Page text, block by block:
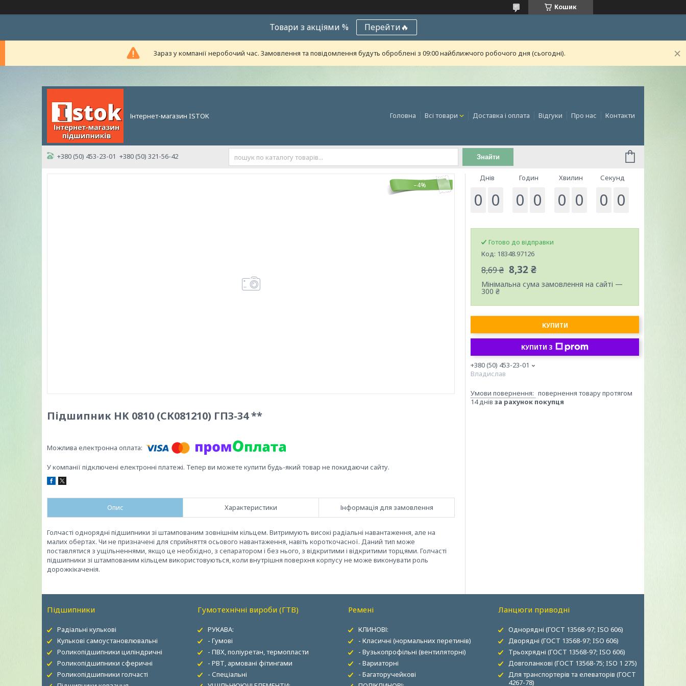
Кошик
Товари з акціями % Перейти🔥
Зараз у компанії неробочий час. Замовлення та повідомлення будуть оброблені з 09:00 найближчого робочого дня (сьогодні).
Інтернет-магазин ISTOK Головна Всі товари Доставка і оплата Відгуки Про нас Контакти
+380 (50) 453-23-01 +380 (50) 321-56-42 Знайти
–4%
Підшипник HK 0810 (СК081210) ГПЗ-34 **
У компанії підключені електронні платежі. Тепер ви можете купити будь-який товар не покидаючи сайту.
Опис Характеристики Інформація для замовлення
Голчасті однорядні підшипники зі штампованим зовнішнім кільцем. Витримують високі радіальні навантаження, але на
малих обертах. Чи не призначені для сприйняття осьового навантаження, навіть короткочасної. Даний тип може
поставлятися з ущільненнями, якщо це необхідно, з сепаратором і без нього, з відкритими і відкритими торцями. Голчасті
підшипники зі штампованим кільцем використовуються, коли внутрішня поверхня корпусу не може виконувати роль
дорожкікаченія.
Днів
0 0
Годин
0 0
Хвилин
0 0
Секунд
0 0
Готово до відправки
Код: 18348.97126
8,69 ₴ 8,32 ₴
Мінімальна сума замовлення на сайті —
300 ₴
КУПИТИ
КУПИТИ З
+380 (50) 453-23-01
Владислав
повернення товару протягом
14 днів за рахунок покупця
Підшипники
Радіальні кулькові
Кулькові самоустановлювальні
Роликопідшипники циліндричні
Роликопідшипники сферичні
Роликопідшипники голчасті
Гумотехнічні вироби (ГТВ)
РУКАВА:
- Гумові
- ПВХ, поліуретан, термопласти
- РВТ, армовані фітингами
- Спеціальні
Ремені
КЛИНОВІ:
- Класичні (нормальних перетинів)
- Вузькопрофільні (вентиляторні)
- Вариаторні
- Багаторучейкові
Ланцюги приводні
Однорядні (ГОСТ 13568-97; ISO 606)
Дворядні (ГОСТ 13568-97; ISO 606)
Трьохрядні (ГОСТ 13568-97; ISO 606)
Довголанкові (ГОСТ 13568-75; ISO 1 275)
Для транспортерів та елеваторів (ГОСТ
4267-78)